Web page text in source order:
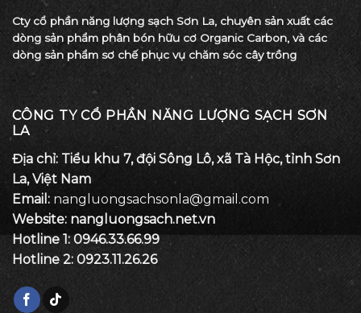
Cty cổ phần năng lượng sạch Sơn La, chuyên sản xuất các
dòng sản phẩm phân bón hữu cơ Organic Carbon, và các
dòng sản phẩm sơ chế phục vụ chăm sóc cây trồng
CÔNG TY CỔ PHẦN NĂNG LƯỢNG SẠCH SƠN
LA
Địa chỉ: Tiểu khu 7, đội Sông Lô, xã Tà Hộc, tỉnh Sơn
La, Việt Nam
Email: nangluongsachsonla@gmail.com
Website: nangluongsach.net.vn
Hotline 1:0946.33.66.99
Hotline 2: 0923.11.26.26